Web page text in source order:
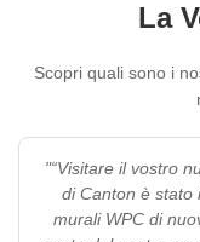
La
Scopri quali sono i
"“Visitare il vostro
di Canton è stato
murali WPC di